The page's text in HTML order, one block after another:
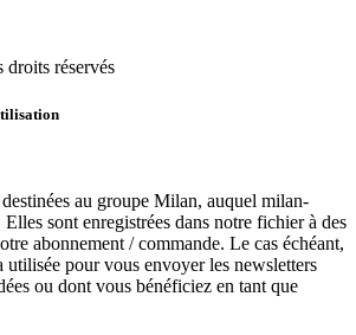
réservés
au groupe Milan, auquel milan-
sont enregistrées dans notre fichier à des
abonnement / commande. Le cas échéant,
utilisée pour vous envoyer les newsletters
ou dont vous bénéficiez en tant que